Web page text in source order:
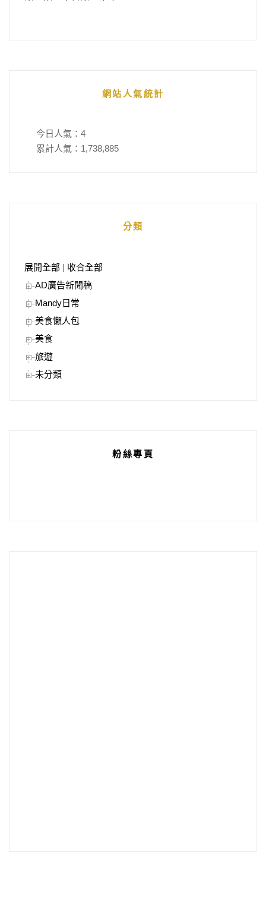
網站人氣統計
今日人氣： 4
累計人氣： 1,738,885
分類
展開全部
收合全部
AD廣告新聞稿
Mandy日常
美食懶人包
美食
旅遊
未分類
粉絲專頁